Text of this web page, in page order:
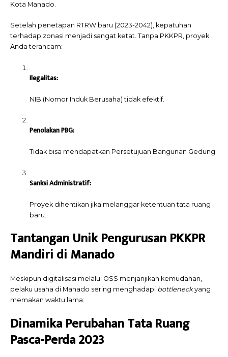
Kota Manado.
Setelah penetapan RTRW baru (2023-2042), kepatuhan
terhadap zonasi menjadi sangat ketat. Tanpa PKKPR, proyek
Anda terancam:
Ilegalitas:
NIB (Nomor Induk Berusaha) tidak efektif.
Penolakan PBG:
Tidak bisa mendapatkan Persetujuan Bangunan Gedung.
Sanksi Administratif:
Proyek dihentikan jika melanggar ketentuan tata ruang
baru.
Tantangan Unik Pengurusan PKKPR
Mandiri di Manado
Meskipun digitalisasi melalui OSS menjanjikan kemudahan,
pelaku usaha di Manado sering menghadapi bottleneckyang
memakan waktu lama:
Dinamika Perubahan Tata Ruang
Pasca-Perda 2023